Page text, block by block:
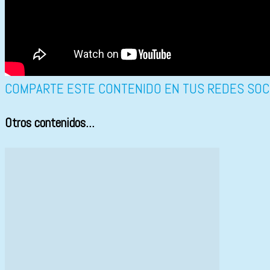
COMPARTE ESTE CONTENIDO EN TUS REDES
Otros contenidos...